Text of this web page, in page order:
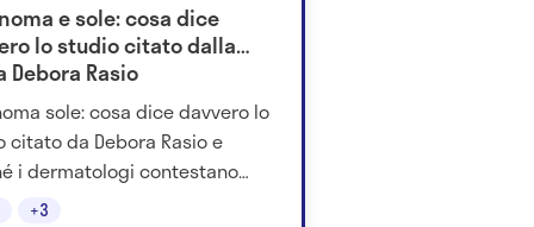
+3
e sole: cosa dice
lo studio citato dalla
Debora Rasio
sole: cosa dice davvero lo
citato da Debora Rasio e
i dermatologi contestano
delle evidenze